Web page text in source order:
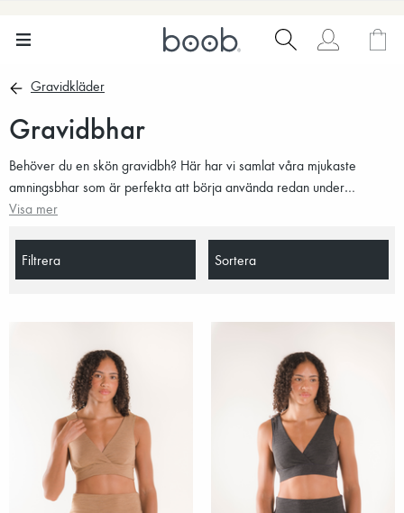
Gravidkläder
Gravidbhar
Behöver du en skön gravidbh? Här har vi samlat våra mjukaste
amningsbhar som är perfekta att börja använda redan under
graviditeten. Bekväma bh:ar som flexibelt anpassar sig efter dina
Helt enkelt gravidbhar och amningsbhar i ett!
Visa mer
Filtrera Sortera